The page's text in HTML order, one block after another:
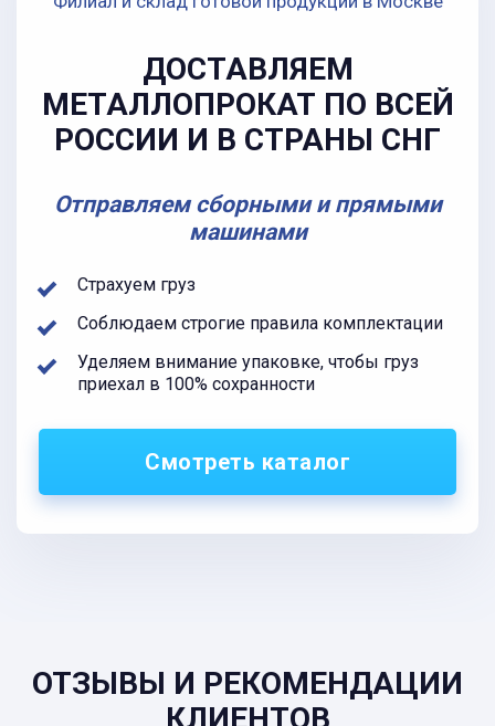
ДОСТАВЛЯЕМ
МЕТАЛЛОПРОКАТ ПО ВСЕЙ
РОССИИ И В СТРАНЫ СНГ
Отправляем сборными и прямыми
машинами
Страхуем груз
Соблюдаем строгие правила комплектации
Уделяем внимание упаковке, чтобы груз
приехал в 100% сохранности
Смотреть каталог
ОТЗЫВЫ И РЕКОМЕНДАЦИИ